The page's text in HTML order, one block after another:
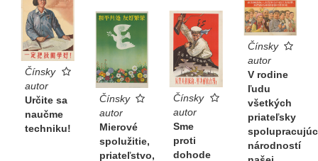
Čínsky
autor
Určite sa
naučme
techniku!
Čínsky
autor
V rodine
ľudu
všetkých
priateľsky
národností
Čínsky
autor
Sme
proti
dohode
Čínsky
autor
Mierové
spolužitie,
priateľstvo,